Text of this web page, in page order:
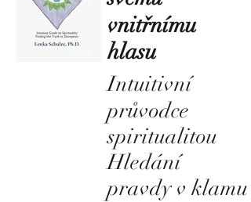
vnitřnímu
hlasu
Intuitivní
průvodce
spiritualitou
Hledání
pravdy v klamu